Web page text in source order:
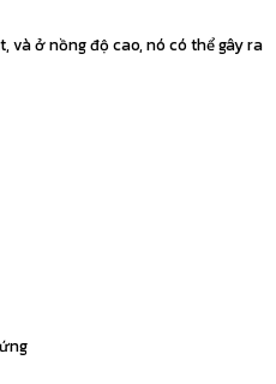
ở nồng độ cao, nó có thể gây ra